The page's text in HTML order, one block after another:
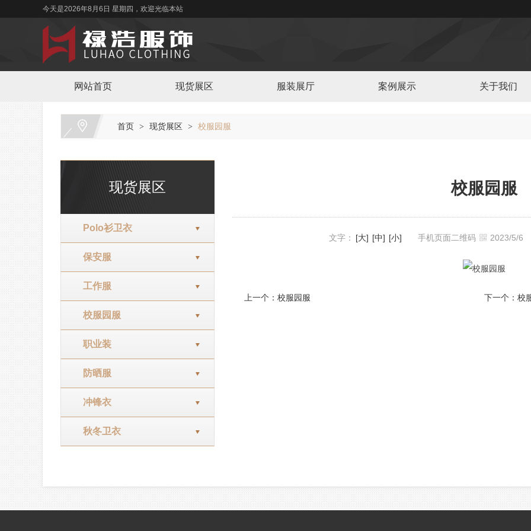
今天是2026年8月6日 星期四，欢迎光临本站
网站首页 现货展区 服装展厅 案例展示 关于我们
首页 > 现货展区 > 校服园服
现货展区
Polo衫卫衣
保安服
工作服
校服园服
职业装
防晒服
冲锋衣
秋冬卫衣
校服园服
文字： [大] [中] [小] 手机页面二维码 2023/5/
上一个： 校服园服 下一个： 校